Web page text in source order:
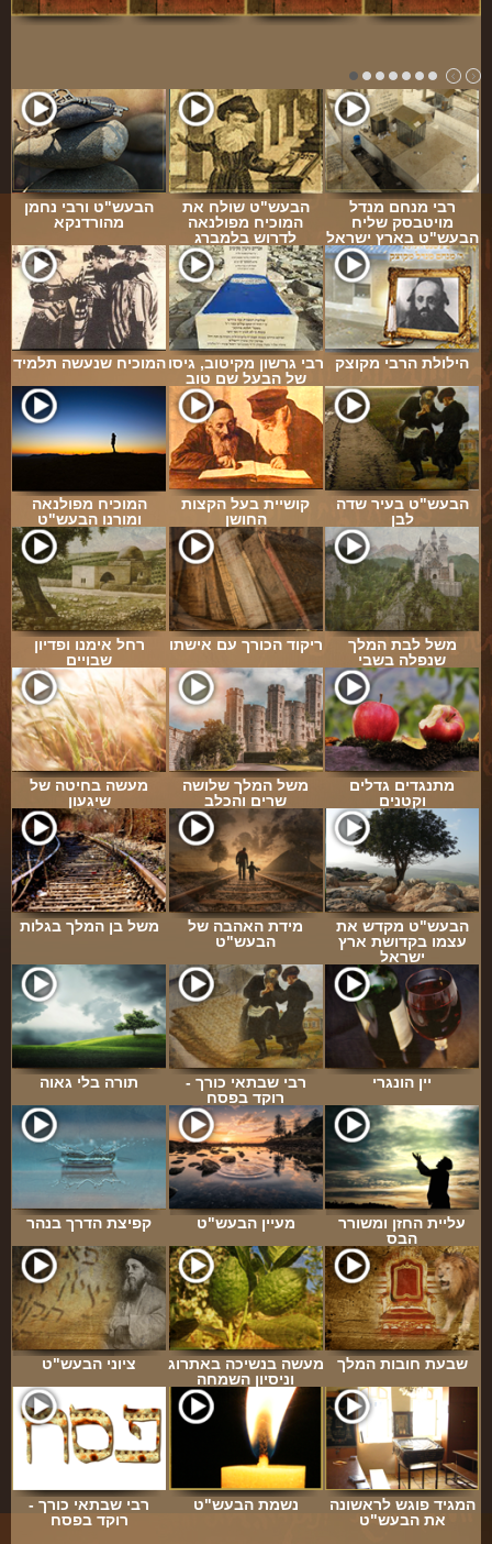
הבעש"ט ורבי נחמן
מהורדנקא
הבעש"ט שולח את
המוכיח מפולנאה
לדרוש בלמברג
רבי מנחם מנדל
מויטבסק שליח
הבעש"ט בארץ ישראל
המוכיח שנעשה תלמיד רבי גרשון מקיטוב, גיסו
של הבעל שם טוב
הילולת הרבי מקוצק
המוכיח מפולנאה
ומורנו הבעש"ט
קושיית בעל הקצות
החושן
הבעש"ט בעיר שדה
לבן
רחל אימנו ופדיון
שבויים
ריקוד הכורך עם אישתו
משל לבת המלך
שנפלה בשבי
מעשה בחיטה של
שיגעון
משל המלך שלושה
שרים והכלב
מתנגדים גדלים
וקטנים
משל בן המלך בגלות
מידת האהבה של
הבעש"ט
הבעש"ט מקדש את
עצמו בקדושת ארץ
ישראל
תורה בלי גאוה
רבי שבתאי כורך -
רוקד בפסח
יין הונגרי
קפיצת הדרך בנהר מעיין הבעש"ט
עליית החזן ומשורר
הבס
ציוני הבעש"ט
מעשה בנשיכה באתרוג
וניסיון השמחה
שבעת חובות המלך
רבי שבתאי כורך -
רוקד בפסח
נשמת הבעש"ט
המגיד פוגש לראשונה
את הבעש"ט